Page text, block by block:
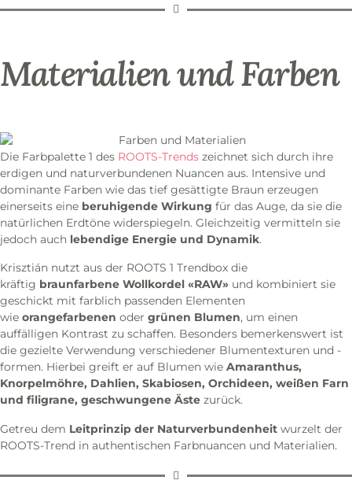
Materialien und Farben
Die Farbpalette 1 des ROOTS-Trends zeichnet sich durch ihre
erdigen und naturverbundenen Nuancen aus. Intensive und
dominante Farben wie das tief gesättigte Braun erzeugen
einerseits eine beruhigende Wirkung für das Auge, da sie die
natürlichen Erdtöne widerspiegeln. Gleichzeitig vermitteln sie
jedoch auch lebendige Energie und Dynamik.
Krisztián nutzt aus der ROOTS 1 Trendbox die
kräftig braunfarbene Wollkordel «RAW» und kombiniert sie
geschickt mit farblich passenden Elementen
wie orangefarbenen oder grünen Blumen, um einen
auffälligen Kontrast zu schaffen. Besonders bemerkenswert ist
die gezielte Verwendung verschiedener Blumentexturen und -
formen. Hierbei greift er auf Blumen wie Amaranthus,
Knorpelmöhre, Dahlien, Skabiosen, Orchideen, weißen Farn
und filigrane, geschwungene Äste zurück.
Getreu dem Leitprinzip der Naturverbundenheit wurzelt der
ROOTS-Trend in authentischen Farbnuancen und Materialien.